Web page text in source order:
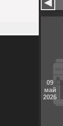
09
май
2026